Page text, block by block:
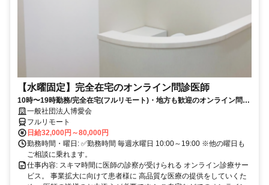
【水曜固定】完全在宅のオンライン問診医師
10時〜19時勤務/完全在宅(フルリモート)・地方も歓迎のオンライン問診
業務一般社団法人博愛会
フルリモート
日給32,000円～80,000円
勤務時間・曜日: ✅勤務時間 毎週水曜日 10:00～19:00 ※他の曜日も
ご相談に乗れます。
仕事内容: スキマ時間に医師の診察が受けられる オンライン診療サー
ビス。 事業拡大に向けて患者様に 高品質な医療の提供をしていくた